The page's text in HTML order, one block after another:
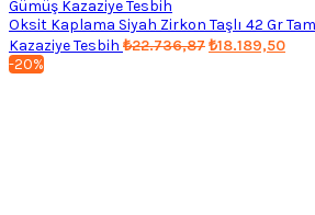
Oksit Kaplama Siyah Zirkon Taşlı 42 Gr
Kazaziye Tesbih ₺22.736,87Orijinal
₺18.189,50Şu
-20%